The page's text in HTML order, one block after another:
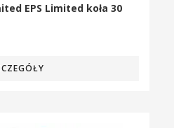
EPS Limited koła 30